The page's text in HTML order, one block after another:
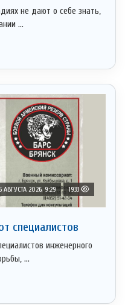
не дают о себе знать,
...
АВГУСТА 2026, 9:29 1933
cпециaлистoв
инженерного
...